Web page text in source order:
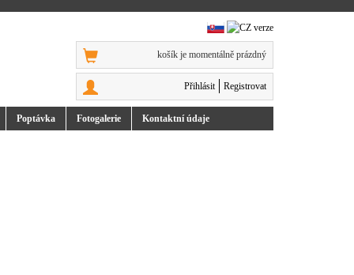
košík je momentálně prázdný
Přihlásit Registrovat
Poptávka Fotogalerie Kontaktní údaje